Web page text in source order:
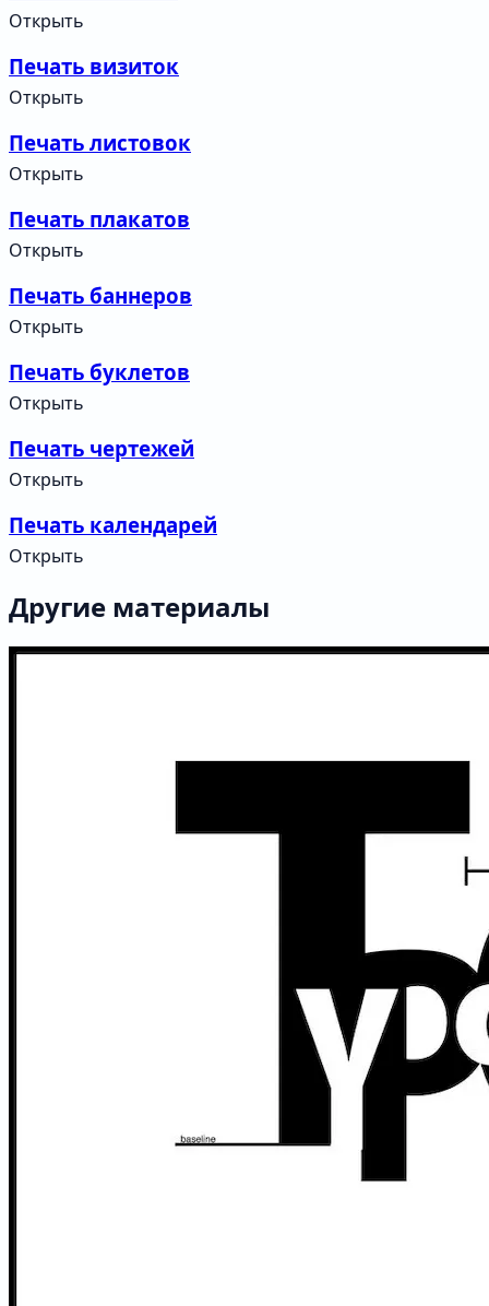
Открыть
Печать визиток
Открыть
Печать листовок
Открыть
Печать плакатов
Открыть
Печать баннеров
Открыть
Печать буклетов
Открыть
Печать чертежей
Открыть
Печать календарей
Открыть
Другие материалы